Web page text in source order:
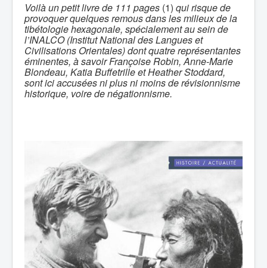
Voilà un petit livre de 111 pages (1) qui risque de
provoquer quelques remous dans les milieux de la
tibétologie hexagonale, spécialement au sein de
l’INALCO (Institut National des Langues et
Civilisations Orientales) dont quatre représentantes
éminentes, à savoir Françoise Robin, Anne-Marie
Blondeau, Katia Buffetrille et Heather Stoddard,
sont ici accusées ni plus ni moins de révisionnisme
historique, voire de négationnisme.